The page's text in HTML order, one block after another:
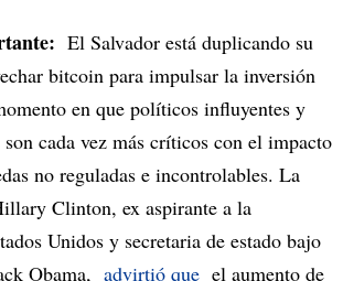
El Salvador está duplicando su
bitcoin para impulsar la inversión
en que políticos influyentes y
cada vez más críticos con el impacto
no reguladas e incontrolables. La
Clinton, ex aspirante a la
Unidos y secretaria de estado bajo
Obama, advirtió que el aumento de